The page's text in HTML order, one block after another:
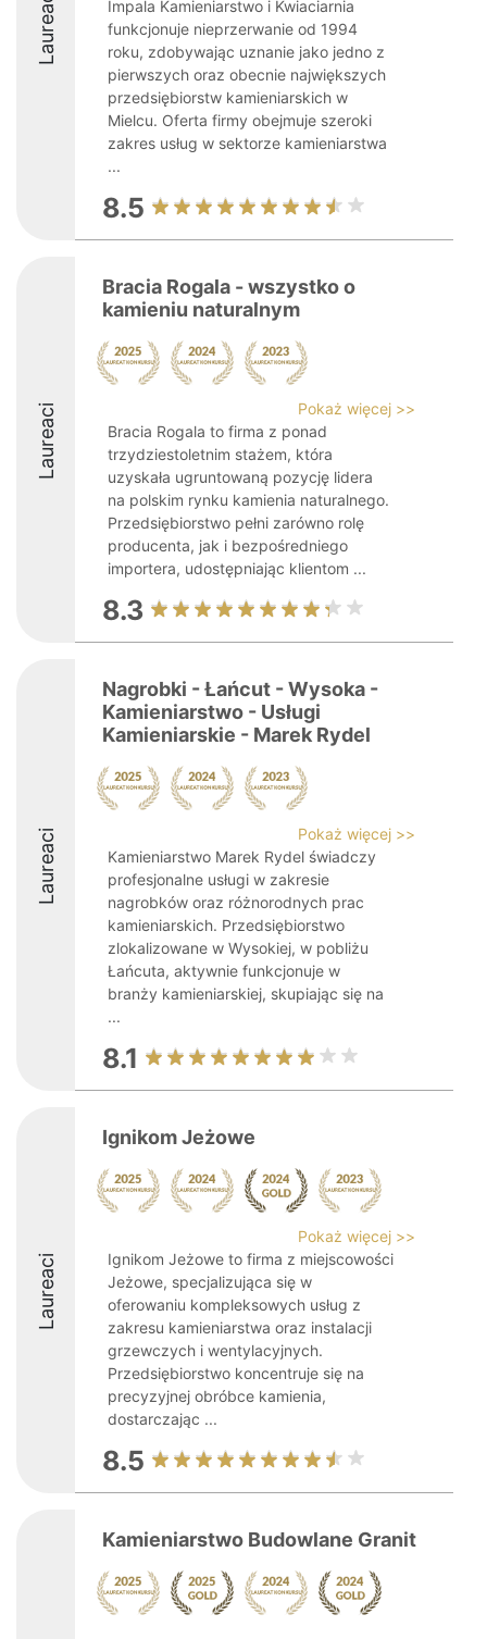
Laureaci
Impala Kamieniarstwo i Kwiaciarnia
funkcjonuje nieprzerwanie od 1994
roku, zdobywając uznanie jako jedno z
pierwszych oraz obecnie największych
przedsiębiorstw kamieniarskich w
Mielcu. Oferta firmy obejmuje szeroki
zakres usług w sektorze kamieniarstwa
...
8.5
Laureaci
Bracia Rogala - wszystko o
kamieniu naturalnym
Pokaż więcej >>
Bracia Rogala to firma z ponad
trzydziestoletnim stażem, która
uzyskała ugruntowaną pozycję lidera
na polskim rynku kamienia naturalnego.
Przedsiębiorstwo pełni zarówno rolę
producenta, jak i bezpośredniego
importera, udostępniając klientom ...
8.3
Laureaci
Nagrobki - Łańcut - Wysoka -
Kamieniarstwo - Usługi
Kamieniarskie - Marek Rydel
Pokaż więcej >>
Kamieniarstwo Marek Rydel świadczy
profesjonalne usługi w zakresie
nagrobków oraz różnorodnych prac
kamieniarskich. Przedsiębiorstwo
zlokalizowane w Wysokiej, w pobliżu
Łańcuta, aktywnie funkcjonuje w
branży kamieniarskiej, skupiając się na
...
8.1
Laureaci
Ignikom Jeżowe
Pokaż więcej >>
Ignikom Jeżowe to firma z miejscowości
Jeżowe, specjalizująca się w
oferowaniu kompleksowych usług z
zakresu kamieniarstwa oraz instalacji
grzewczych i wentylacyjnych.
Przedsiębiorstwo koncentruje się na
precyzyjnej obróbce kamienia,
dostarczając ...
8.5
Kamieniarstwo Budowlane Granit